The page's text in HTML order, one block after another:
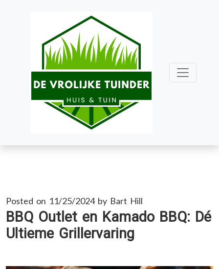
Posted on 11/25/2024by Bart Hill
BBQ Outlet en Kamado BBQ: Dé
Ultieme Grillervaring